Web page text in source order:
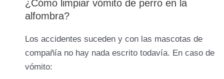
¿Cómo limpiar vómito de perro en la
alfombra?
Los accidentes suceden y con las mascotas de
compañía no hay nada escrito todavía. En caso de
vómito: